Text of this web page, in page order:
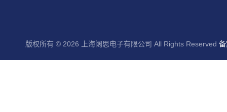
版权所有 © 2026 上海阔思电子有限公司 All Rights Reserved